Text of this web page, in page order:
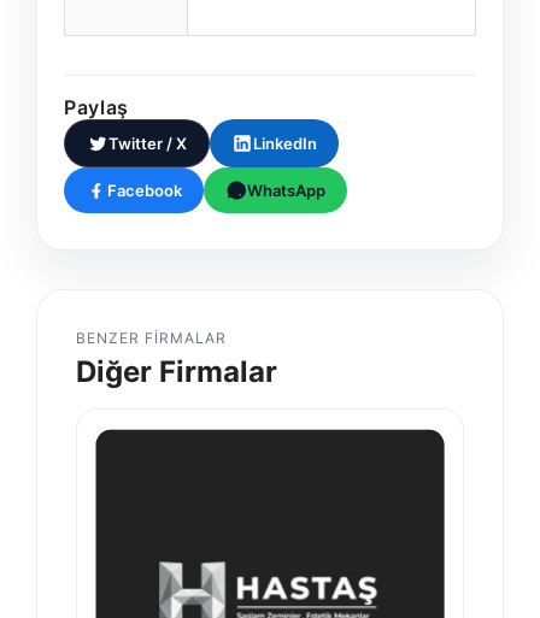
Paylaş
Twitter / X LinkedIn
Facebook WhatsApp
BENZER FIRMALAR
Diğer Firmalar